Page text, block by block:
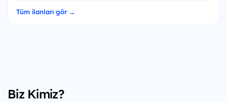
Tüm ilanları gör →
Biz Kimiz?